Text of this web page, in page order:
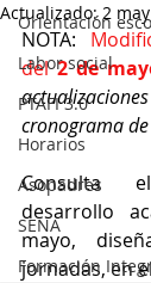
Orientación
Labor social
PTAFI 3.0
Horarios
Asopadres
SENA
Formación
Actualizado:2
NOTA:
del 2 de
cronograma
Consulta
desarrollo
mayo,
jornadas, en